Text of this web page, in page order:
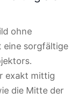
ohne
eine sorgfältige
exakt mittig
die Mitte der